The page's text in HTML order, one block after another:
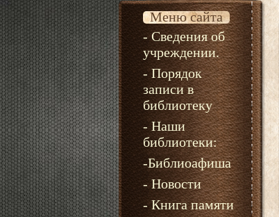
Меню сайта
- Сведения об
учреждении.
- Порядок
записи в
библиотеку
- Наши
библиотеки:
-Библиоафиша
- Новости
- Книга памяти